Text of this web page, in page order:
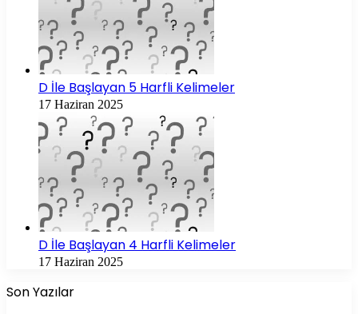
D İle Başlayan 5 Harfli Kelimeler
17 Haziran 2025
D İle Başlayan 4 Harfli Kelimeler
17 Haziran 2025
Son Yazılar